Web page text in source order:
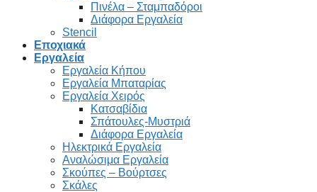
Πινέλα – Σταμπαδόροι
Διάφορα Εργαλεία
Stencil
Εποχιακά
Εργαλεία
Εργαλεία Κήπου
Εργαλεία Μπαταρίας
Εργαλεία Χειρός
Κατσαβίδια
Σπάτουλες-Μυστριά
Διάφορα Εργαλεία
Ηλεκτρικά Εργαλεία
Αναλώσιμα Εργαλεία
Σκούπες – Βούρτσες
Σκάλες